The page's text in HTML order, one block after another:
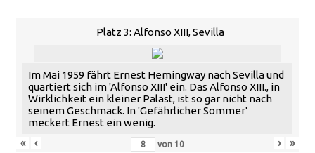
Platz 3: Alfonso XIII, Sevilla
Im Mai 1959 fährt Ernest Hemingway nach Sevilla und
quartiert sich im 'Alfonso XIII' ein. Das Alfonso XIII., in
Wirklichkeit ein kleiner Palast, ist so gar nicht nach
seinem Geschmack. In 'Gefährlicher Sommer'
meckert Ernest ein wenig.
«
‹ von 10 › »